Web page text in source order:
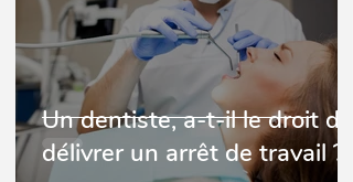
Un dentiste, a-t-il le droit de
délivrer un arrêt de travail ?